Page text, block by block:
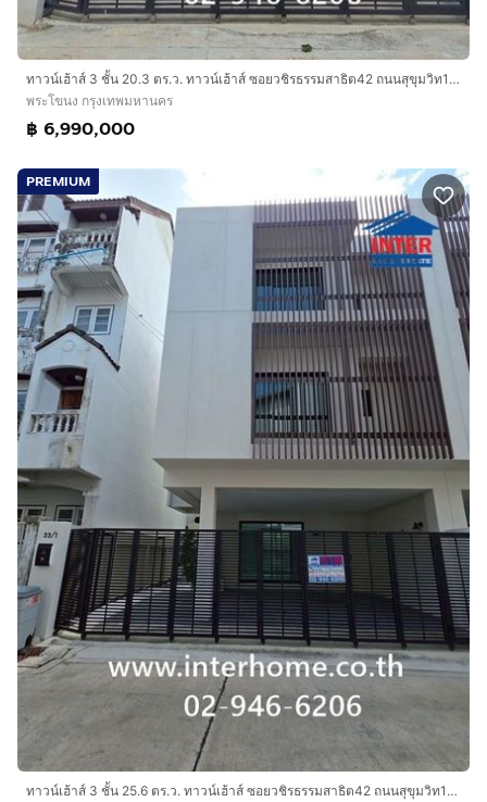
ทาวน์เฮ้าส์ 3 ชั้น 20.3 ตร.ว. ทาวน์เฮ้าส์ ซอยวชิรธรรมสาธิต42 ถนนสุขุมวิท101-1 ถนนบางจาก ถนนวชิรธรรมสาธิต เขตพระโขนง กรุงเทพมหานคร
พระโขนง กรุงเทพมหานคร
฿ 6,990,000
PREMIUM
ทาวน์เฮ้าส์ 3 ชั้น 25.6 ตร.ว. ทาวน์เฮ้าส์ ซอยวชิรธรรมสาธิต42 ถนนสุขุมวิท101-1 ถนนบางจาก ถนนวชิรธรรมสาธิต เขตพระโขนง กรุงเทพมหานคร